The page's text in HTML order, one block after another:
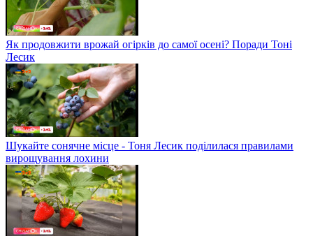
Як продовжити врожай огірків до самої осені? Поради Тоні
Лесик
Шукайте сонячне місце - Тоня Лесик поділилася правилами
вирощування лохини